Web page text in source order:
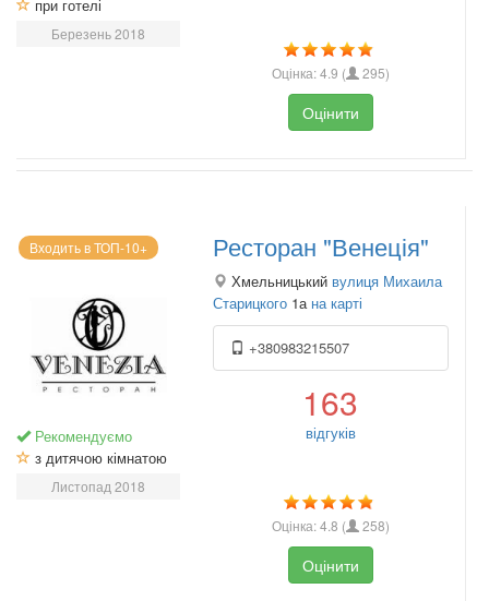
при готелі
Березень 2018
Оцінка:4.9 ( 295)
Оцінити
Входить в ТОП-10+
Рекомендуємо
з дитячою кімнатою
Листопад 2018
Ресторан "Венеція"
Хмельницький вулиця Михаила
Старицкого 1а на карті
+380983215507
163
відгуків
Оцінка:4.8 ( 258)
Оцінити